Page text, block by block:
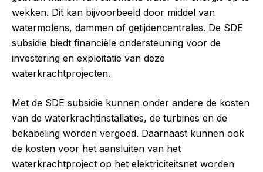
wekken. Dit kan bijvoorbeeld door middel van
watermolens, dammen of getijdencentrales. De SDE
subsidie biedt financiële ondersteuning voor de
investering en exploitatie van deze
waterkrachtprojecten.
Met de SDE subsidie kunnen onder andere de kosten
van de waterkrachtinstallaties, de turbines en de
bekabeling worden vergoed. Daarnaast kunnen ook
de kosten voor het aansluiten van het
waterkrachtproject op het elektriciteitsnet worden